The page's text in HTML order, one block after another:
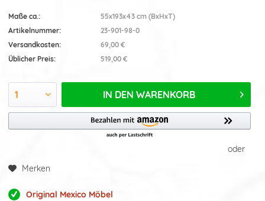
Maße ca.:
55x193x43 cm (BxHxT)
Artikelnummer:
23-901-98-0
Versandkosten:
69,00 €
Üblicher Preis:
519,00 €
IN DEN WARENKORB
oder
Merken
Original Mexico Möbel